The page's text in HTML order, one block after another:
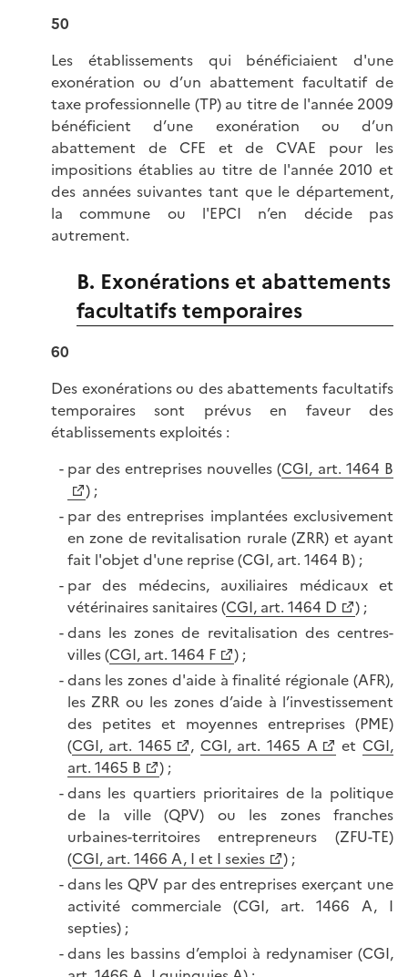
50
Les établissements qui bénéficiaient d'une
exonération ou d’un abattement facultatif de
taxe professionnelle (TP) au titre de l'année 2009
bénéficient d’une exonération ou d’un
abattement de CFE et de CVAE pour les
impositions établies au titre de l'année 2010 et
des années suivantes tant que le département,
la commune ou l'EPCI n’en décide pas
autrement.
B. Exonérations et abattements
facultatifs temporaires
60
Des exonérations ou des abattements facultatifs
temporaires sont prévus en faveur des
établissements exploités :
par des entreprises nouvelles (CGI, art. 1464 B
) ;
par des entreprises implantées exclusivement
en zone de revitalisation rurale (ZRR) et ayant
fait l'objet d'une reprise (CGI, art. 1464 B) ;
par des médecins, auxiliaires médicaux et
vétérinaires sanitaires (CGI, art. 1464 D
) ;
dans les zones de revitalisation des centres-
villes (CGI, art. 1464 F
) ;
dans les zones d'aide à finalité régionale (AFR),
les ZRR ou les zones d’aide à l’investissement
des petites et moyennes entreprises (PME)
(CGI, art. 1465 , CGI, art. 1465 A et CGI,
art. 1465 B
) ;
dans les quartiers prioritaires de la politique
de la ville (QPV) ou les zones franches
urbaines-territoires entrepreneurs (ZFU-TE)
(CGI, art. 1466 A, I et I sexies
) ;
dans les QPV par des entreprises exerçant une
activité commerciale (CGI, art. 1466 A, I
septies) ;
dans les bassins d’emploi à redynamiser (CGI,